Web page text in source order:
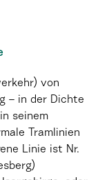
von
– in der Dichte
seinem
Tramlinien
Linie ist Nr.